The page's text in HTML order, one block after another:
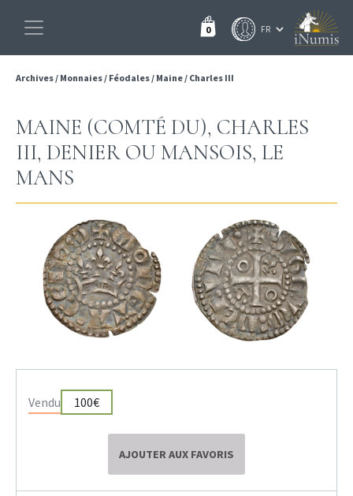
0
Archives/ Monnaies/ Féodales/ Maine/ Charles III
MAINE (COMTÉ DU), CHARLES
III, DENIER OU MANSOIS, LE
MANS
Vendu 100€
AJOUTER AUX FAVORIS